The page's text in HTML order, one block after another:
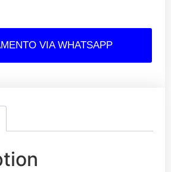
VIA WHATSAPP